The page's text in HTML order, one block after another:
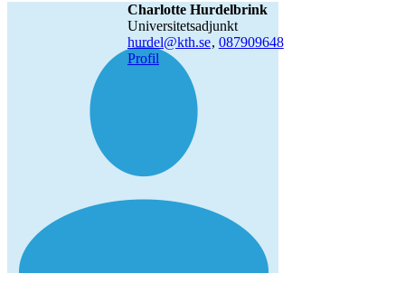
Charlotte Hurdelbrink
universitetsadjunkt
hurdel@kth.se, 087909648
Profil